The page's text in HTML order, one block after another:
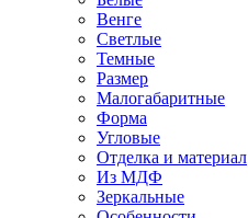
Венге
Светлые
Темные
Размер
Малогабаритные
Форма
Угловые
Отделка и материал
Из МДФ
Зеркальные